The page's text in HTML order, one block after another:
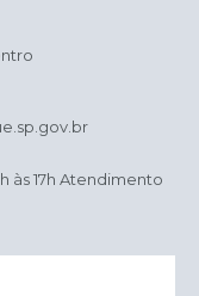
às 17h Atendimento